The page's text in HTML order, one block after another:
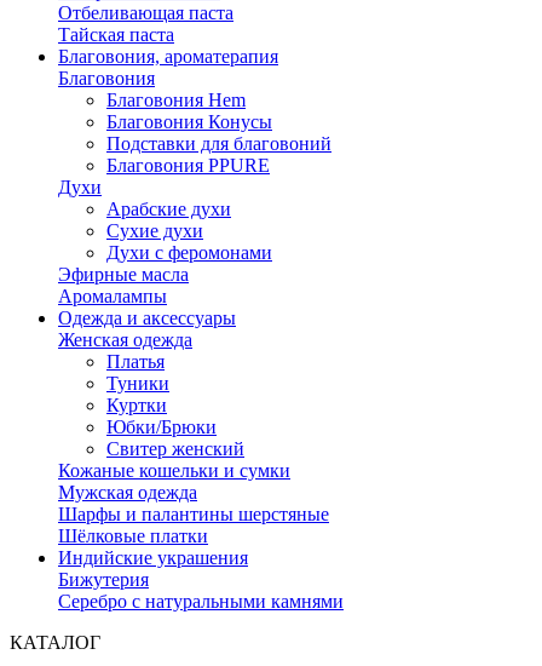
Отбеливающая паста
Тайская паста
Благовония, ароматерапия
Благовония
Благовония Hem
Благовония Конусы
Подставки для благовоний
Благовония PPURE
Духи
Арабские духи
Сухие духи
Духи с феромонами
Эфирные масла
Аромалампы
Одежда и аксессуары
Женская одежда
Платья
Туники
Куртки
Юбки/Брюки
Свитер женский
Кожаные кошельки и сумки
Мужская одежда
Шарфы и палантины шерстяные
Шёлковые платки
Индийские украшения
Бижутерия
Серебро с натуральными камнями
КАТАЛОГ